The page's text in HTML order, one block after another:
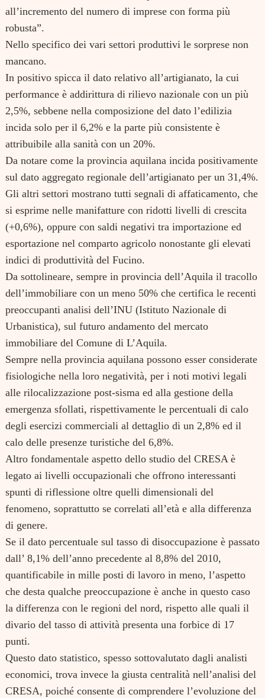
all’incremento del numero di imprese con forma più
robusta”.
Nello specifico dei vari settori produttivi le sorprese non
mancano.
In positivo spicca il dato relativo all’artigianato, la cui
performance è addirittura di rilievo nazionale con un più
2,5%, sebbene nella composizione del dato l’edilizia
incida solo per il 6,2% e la parte più consistente è
attribuibile alla sanità con un 20%.
Da notare come la provincia aquilana incida positivamente
sul dato aggregato regionale dell’artigianato per un 31,4%.
Gli altri settori mostrano tutti segnali di affaticamento, che
si esprime nelle manifatture con ridotti livelli di crescita
(+0,6%), oppure con saldi negativi tra importazione ed
esportazione nel comparto agricolo nonostante gli elevati
indici di produttività del Fucino.
Da sottolineare, sempre in provincia dell’Aquila il tracollo
dell’immobiliare con un meno 50% che certifica le recenti
preoccupanti analisi dell’INU (Istituto Nazionale di
Urbanistica), sul futuro andamento del mercato
immobiliare del Comune di L’Aquila.
Sempre nella provincia aquilana possono esser considerate
fisiologiche nella loro negatività, per i noti motivi legali
alle rilocalizzazione post-sisma ed alla gestione della
emergenza sfollati, rispettivamente le percentuali di calo
degli esercizi commerciali al dettaglio di un 2,8% ed il
calo delle presenze turistiche del 6,8%.
Altro fondamentale aspetto dello studio del CRESA è
legato ai livelli occupazionali che offrono interessanti
spunti di riflessione oltre quelli dimensionali del
fenomeno, soprattutto se correlati all’età e alla differenza
di genere.
Se il dato percentuale sul tasso di disoccupazione è passato
dall’ 8,1% dell’anno precedente al 8,8% del 2010,
quantificabile in mille posti di lavoro in meno, l’aspetto
che desta qualche preoccupazione è anche in questo caso
la differenza con le regioni del nord, rispetto alle quali il
divario del tasso di attività presenta una forbice di 17
punti.
Questo dato statistico, spesso sottovalutato dagli analisti
economici, trova invece la giusta centralità nell’analisi del
CRESA, poiché consente di comprendere l’evoluzione del
Search
for: